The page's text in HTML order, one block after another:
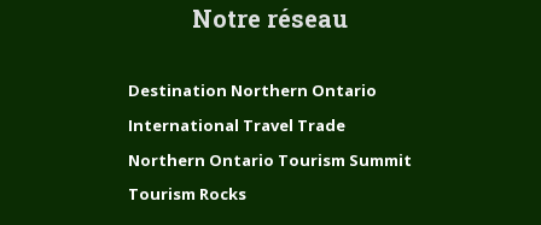
Notre réseau
Destination Northern Ontario
International Travel Trade
Northern Ontario Tourism Summit
Tourism Rocks